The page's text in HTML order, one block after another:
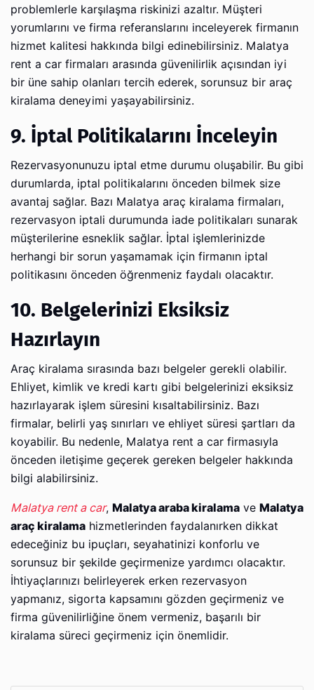
problemlerle karşılaşma riskinizi azaltır. Müşteri
yorumlarını ve firma referanslarını inceleyerek firmanın
hizmet kalitesi hakkında bilgi edinebilirsiniz. Malatya
rent a car firmaları arasında güvenilirlik açısından iyi
bir üne sahip olanları tercih ederek, sorunsuz bir araç
kiralama deneyimi yaşayabilirsiniz.
9. İptal Politikalarını İnceleyin
Rezervasyonunuzu iptal etme durumu oluşabilir. Bu gibi
durumlarda, iptal politikalarını önceden bilmek size
avantaj sağlar. Bazı Malatya araç kiralama firmaları,
rezervasyon iptali durumunda iade politikaları sunarak
müşterilerine esneklik sağlar. İptal işlemlerinizde
herhangi bir sorun yaşamamak için firmanın iptal
politikasını önceden öğrenmeniz faydalı olacaktır.
10. Belgelerinizi Eksiksiz
Hazırlayın
Araç kiralama sırasında bazı belgeler gerekli olabilir.
Ehliyet, kimlik ve kredi kartı gibi belgelerinizi eksiksiz
hazırlayarak işlem süresini kısaltabilirsiniz. Bazı
firmalar, belirli yaş sınırları ve ehliyet süresi şartları da
koyabilir. Bu nedenle, Malatya rent a car firmasıyla
önceden iletişime geçerek gereken belgeler hakkında
bilgi alabilirsiniz.
Malatya rent a car, Malatya araba kiralama ve Malatya
araç kiralama hizmetlerinden faydalanırken dikkat
edeceğiniz bu ipuçları, seyahatinizi konforlu ve
sorunsuz bir şekilde geçirmenize yardımcı olacaktır.
İhtiyaçlarınızı belirleyerek erken rezervasyon
yapmanız, sigorta kapsamını gözden geçirmeniz ve
firma güvenilirliğine önem vermeniz, başarılı bir
kiralama süreci geçirmeniz için önemlidir.